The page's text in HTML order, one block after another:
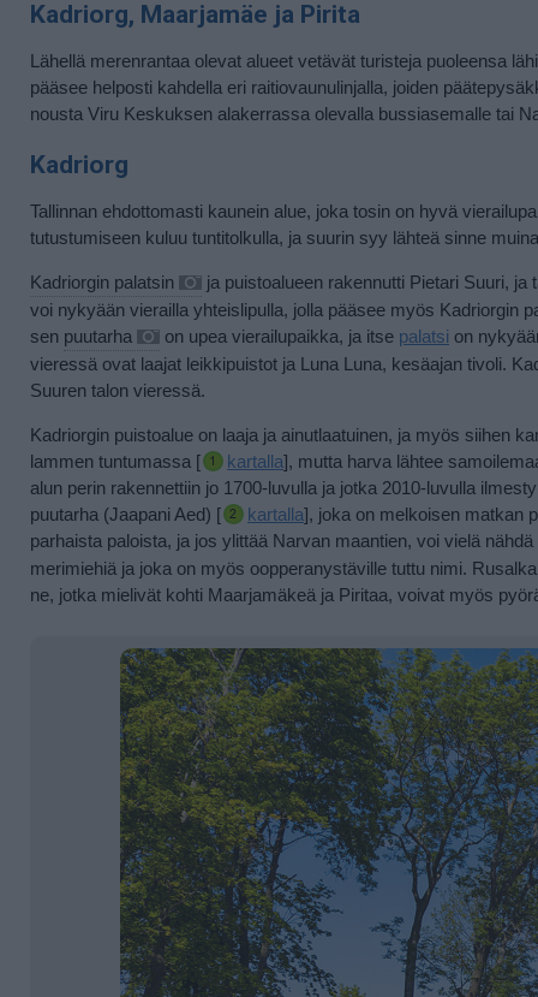
Kadriorg, Maarjamäe ja Pirita
Lähellä merenrantaa olevat alueet vetävät turisteja puoleensa
pääsee helposti kahdella eri raitiovaunulinjalla, joiden
nousta Viru Keskuksen alakerrassa olevalla bussiasemalle tai
Kadriorg
Tallinnan ehdottomasti kaunein alue, joka tosin on hyvä
tutustumiseen kuluu tuntitolkulla, ja suurin syy lähteä sinne
Kadriorgin palatsin ja puistoalueen rakennutti Pietari Suuri,
voi nykyään vierailla yhteislipulla, jolla pääsee myös Kadriorgin
sen puutarha on upea vierailupaikka, ja itse palatsi on
vieressä ovat laajat leikkipuistot ja Luna Luna, kesäajan tivoli.
Suuren talon vieressä.
Kadriorgin puistoalue on laaja ja ainutlaatuinen, ja myös siihen
lammen tuntumassa [
kartalla], mutta harva lähtee
alun perin rakennettiin jo 1700-luvulla ja jotka 2010-luvulla
puutarha (Jaapani Aed) [
kartalla], joka on melkoisen matkan
parhaista paloista, ja jos ylittää Narvan maantien, voi vielä nähdä
merimiehiä ja joka on myös oopperanystäville tuttu nimi.
ne, jotka mielivät kohti Maarjamäkeä ja Piritaa, voivat myös